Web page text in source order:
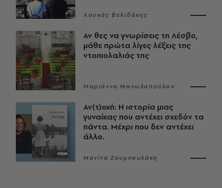
Λουκάς Βελιδάκης
Αν θες να γνωρίσεις τη Λέσβο,
μάθε πρώτα λίγες λέξεις της
ντοπιολαλιάς της
Μαριάννα Μανωλοπούλου
Αν(τ)οχή: Η ιστορία μιας
γυναίκας που αντέχει σχεδόν τα
πάντα. Μέχρι που δεν αντέχει
άλλο.
Μανίνα Ζουμπουλάκη